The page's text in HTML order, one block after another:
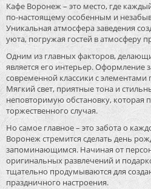
Кафе Воронеж – это место, где
по-настоящему особенным и
Уникальная атмосфера заведения
уюта, погружая гостей в атмосферу
Одним из главных факторов,
является его интерьер. Оформление
современной классики с
Мягкий свет, приятные тона и
неповторимую обстановку, которая
торжественного случая.
Но самое главное – это забота о
Воронеж стремится сделать день
запоминающимся. Начиная от
оригинальных развлечений и
тщательно продумываются для
праздничного настроения.